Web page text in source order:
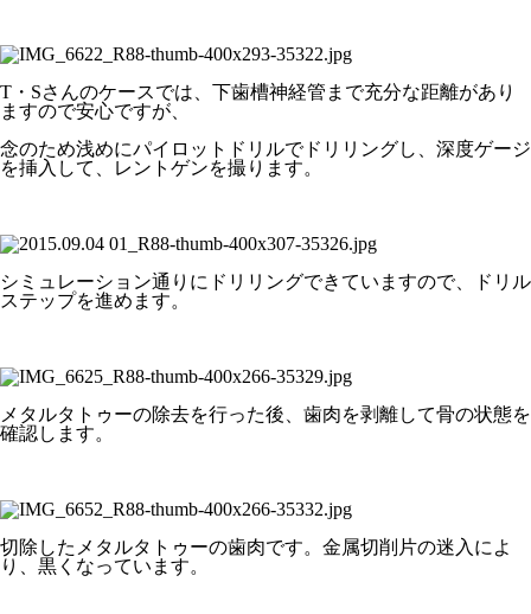
T・Sさんのケースでは、下歯槽神経管まで充分な距離があり
ますので安心ですが、
念のため浅めにパイロットドリルでドリリングし、深度ゲージ
を挿入して、レントゲンを撮ります。
シミュレーション通りにドリリングできていますので、ドリル
ステップを進めます。
メタルタトゥーの除去を行った後、歯肉を剥離して骨の状態を
確認します。
切除したメタルタトゥーの歯肉です。金属切削片の迷入によ
り、黒くなっています。